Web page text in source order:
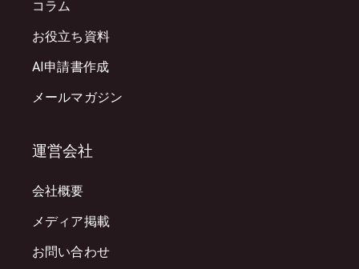
コラム
お役立ち資料
AI申請書作成
メールマガジン
運営会社
会社概要
メディア掲載
お問い合わせ